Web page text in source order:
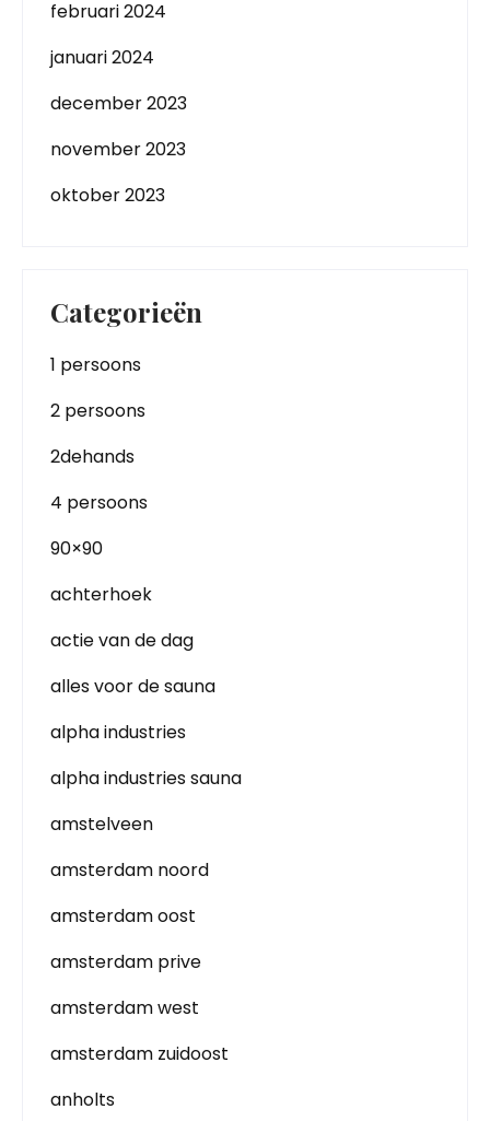
februari 2024
januari 2024
december 2023
november 2023
oktober 2023
Categorieën
1 persoons
2 persoons
2dehands
4 persoons
90×90
achterhoek
actie van de dag
alles voor de sauna
alpha industries
alpha industries sauna
amstelveen
amsterdam noord
amsterdam oost
amsterdam prive
amsterdam west
amsterdam zuidoost
anholts